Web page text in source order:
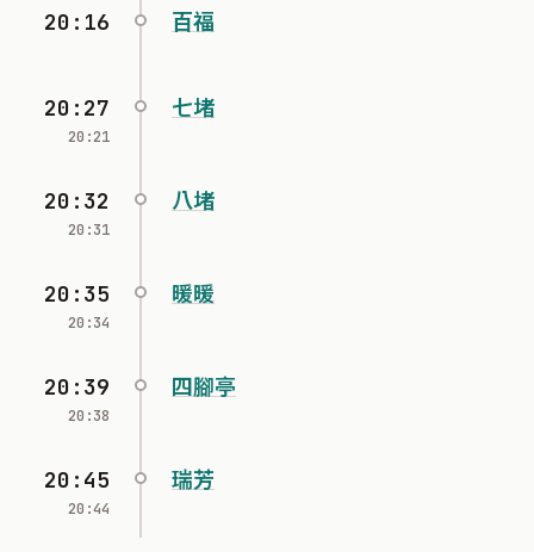
20:16 百福
20:27
20:21
七堵
20:32
20:31
八堵
20:35
20:34
暖暖
20:39
20:38
四腳亭
20:45
20:44
瑞芳